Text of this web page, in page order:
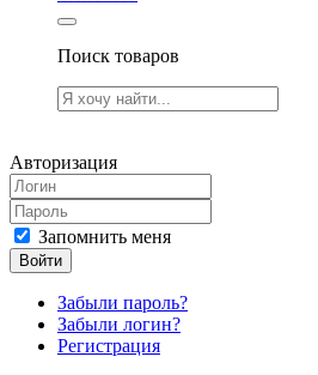
Поиск товаров
Авторизация
Запомнить меня
Войти
Забыли пароль?
Забыли логин?
Регистрация